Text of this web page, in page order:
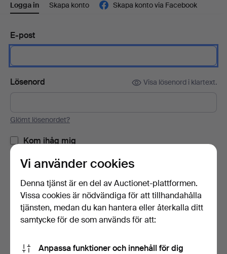
Logga in Skapa konto Skapa konto via Facebook
E-post
Lösenord Visa lösenord i klartext.
Glömt lösenordet?
Kom ihåg mig
Logga in
eller logga in via Facebook här
Vi använder cookies
Denna tjänst är en del av Auctionet-plattformen.
Vissa cookies är nödvändiga för att tillhandahålla
tjänsten, medan du kan hantera eller återkalla ditt
samtycke för de som används för att:
Anpassa funktioner och innehåll för dig